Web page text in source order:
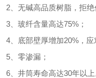
2、无碱高品质树脂，拒绝
3、玻纤含量高达75%；
4、底部壁厚增加20%，应
5、零渗漏；
6、井筒寿命高达30年以上